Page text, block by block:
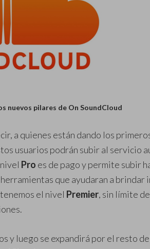
nuevos pilares de On SoundCloud
a quienes están dando los
usuarios podrán subir al servicio
Pro es de pago y permite subir
que ayudaran a brindar
el nivel Premier, sin límite
y luego se expandirá por el resto